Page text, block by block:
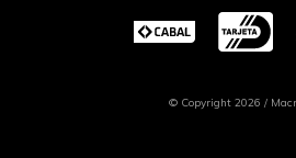
© Copyright 2026 /